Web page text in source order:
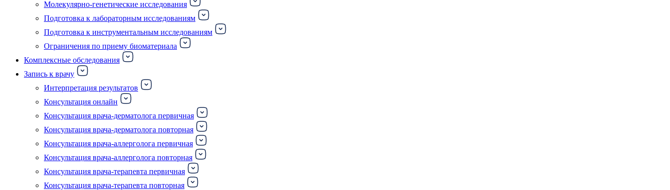
Молекулярно-генетические исследования
Подготовка к лабораторным исследованиям
Подготовка к инструментальным исследованиям
Ограничения по приему биоматериала
Комплексные обследования
Запись к врачу
Интерпретация результатов
Консультация онлайн
Консультация врача-дерматолога первичная
Консультация врача-дерматолога повторная
Консультация врача-аллерголога первичная
Консультация врача-аллерголога повторная
Консультация врача-терапевта первичная
Консультация врача-терапевта повторная